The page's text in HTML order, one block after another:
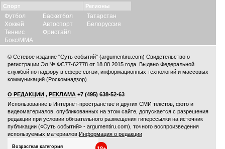
Спорт
Футбол
Хоккей
Теннис
Бокс/ММА
Баскетбол
Автоспорт
Фристайл
Регионы
Татарстан
Белоруссия
© Сетевое издание "Суть событий" (argumentiru.com) Свидетельство о
регистрации Эл № ФС77-62778 от 18.08.2015 года. Выдано Федеральной
службой по надзору в сфере связи, информационных технологий и массовых
коммуникаций (Роскомнадзор).
О РЕДАКЦИИ , РЕКЛАМА +7 (495) 638-52-63
Использование в Интернет-пространстве и других СМИ текстов, фото и
видеоматериалов, опубликованных на этом сайте, допускается с разрешения
редакции при условии обязательного размещения гиперссылки на источник
публикации («Суть событий» - argumentiru.com), точного воспроизведения
используемых материалов. Информация о редакции
Возрастная категория